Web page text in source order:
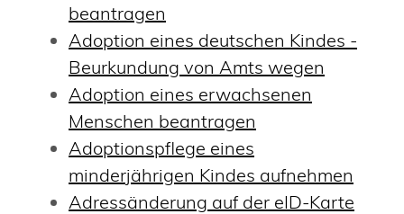
beantragen
Adoption eines deutschen Kindes -
Beurkundung von Amts wegen
Adoption eines erwachsenen
Menschen beantragen
Adoptionspflege eines
minderjährigen Kindes aufnehmen
Adressänderung auf der eID-Karte